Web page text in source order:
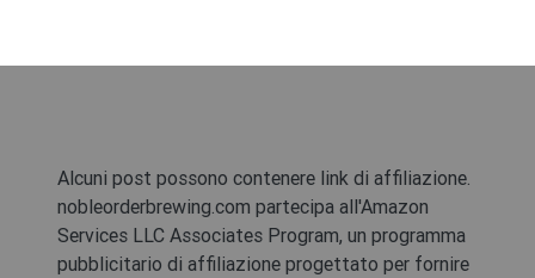
Alcuni post possono contenere link di affiliazione.
nobleorderbrewing.com partecipa all'Amazon
Services LLC Associates Program, un programma
pubblicitario di affiliazione progettato per fornire